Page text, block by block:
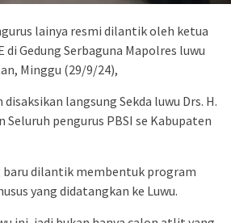
lainya resmi dilantik oleh ketua
di Gedung Serbaguna Mapolres luwu
Minggu (29/9/24),
langsung Sekda luwu Drs. H.
Seluruh pengurus PBSI se Kabupaten
baru dilantik membentuk program
yang didatangkan ke Luwu.